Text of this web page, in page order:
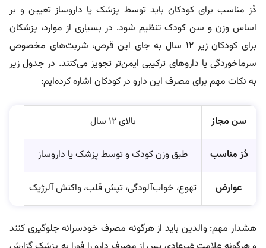
دُز مناسب برای کودکان باید توسط پزشک یا داروساز تعیین و بر
اساس وزن و سن کودک تنظیم شود. در بسیاری از موارد، پزشکان
برای کودکان زیر ۱۲ سال به جای این قرص، شربت‌های مخصوص
سرماخوردگی یا داروهای ترکیبی ایمن‌تر تجویز می‌کنند. در جدول زیر
به نکات مهم برای مصرف این دارو در کودکان اشاره کرده‌ایم:
سن مجاز بالای ۱۲ سال
دُز مناسب طبق وزن کودک و توسط پزشک یا داروساز
عوارض تهوع، خواب‌آلودگی، تپش قلب، واکنش آلرژیک
هشدار مهم: والدین باید از هرگونه مصرف خودسرانه جلوگیری کنند